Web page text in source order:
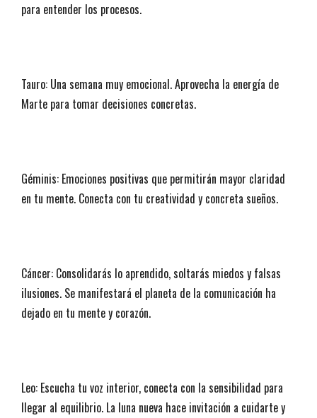
para entender los procesos.
Tauro: Una semana muy emocional. Aprovecha la energía de
Marte para tomar decisiones concretas.
Géminis: Emociones positivas que permitirán mayor claridad
en tu mente. Conecta con tu creatividad y concreta sueños.
Cáncer: Consolidarás lo aprendido, soltarás miedos y falsas
ilusiones. Se manifestará el planeta de la comunicación ha
dejado en tu mente y corazón.
Leo: Escucha tu voz interior, conecta con la sensibilidad para
llegar al equilibrio. La luna nueva hace invitación a cuidarte y